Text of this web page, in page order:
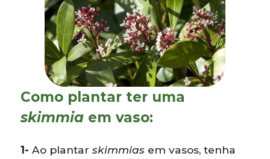
Como plantar ter uma
skimmia em vaso:
1- Ao plantarskimmias em vasos, tenha